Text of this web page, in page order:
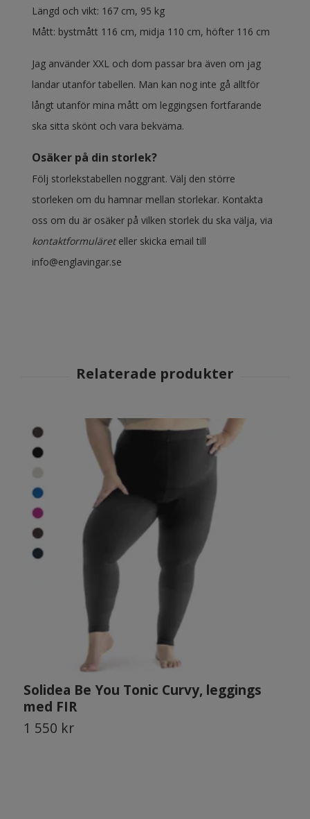
Längd och vikt: 167 cm, 95 kg
Mått: bystmått 116 cm, midja 110 cm, höfter 116 cm
Jag använder XXL och dom passar bra även om jag
landar utanför tabellen. Man kan nog inte gå alltför
långt utanför mina mått om leggingsen fortfarande
ska sitta skönt och vara bekväma.
Osäker på din storlek?
Följ storlekstabellen noggrant. Välj den större
storleken om du hamnar mellan storlekar. Kontakta
oss om du är osäker på vilken storlek du ska välja, via
kontaktformuläreteller skicka email till
info@englavingar.se
Solidea Be You Tonic Curvy, leggings
med FIR
1 550 kr